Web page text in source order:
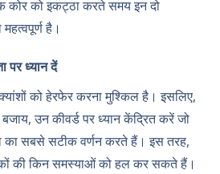
कोर को इकट्ठा करते समय इन दो
है।
पर ध्यान दें
को हेरफेर करना मुश्किल है। इसलिए,
उन कीवर्ड पर ध्यान केंद्रित करें जो
का सबसे सटीक वर्णन करते हैं। इस तरह,
की किन समस्याओं को हल कर सकते हैं।